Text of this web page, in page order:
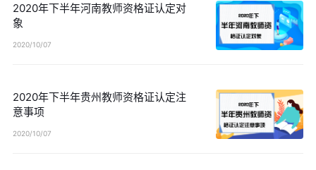
2020年下半年河南教师资格证认定对
象
2020/10/07
2020年下半年贵州教师资格证认定注
意事项
2020/10/07